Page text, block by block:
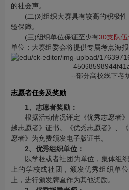
的社会声。
(二)对组织大赛具有较高的积极
验保障。
(三)组织单位保证至少有30支队
单位；大赛组委会将提供专属考点海报
--部分高校线下考
志愿者任务及奖励
1、志愿者奖励：
根据活动情况评定《优秀志愿者
越志愿者》证书。《优秀志愿者》、
愿者》为免费颁发电子版证书。
2、优秀组织单位：
以学校或者社团为单位，集体组
上的学校或社团，颁发优秀组织单
上，进行颁发牌匾作为其他奖励。